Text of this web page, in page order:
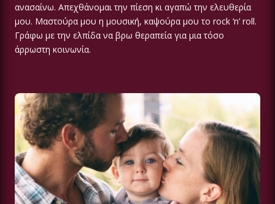
ανασαίνω. Απεχθάνομαι την πίεση κι αγαπώ την ελευθερία
μου. Μαστούρα μου η μουσική, καψούρα μου το rock ‘n’ roll.
Γράφω με την ελπίδα να βρω θεραπεία για μια τόσο
άρρωστη κοινωνία.